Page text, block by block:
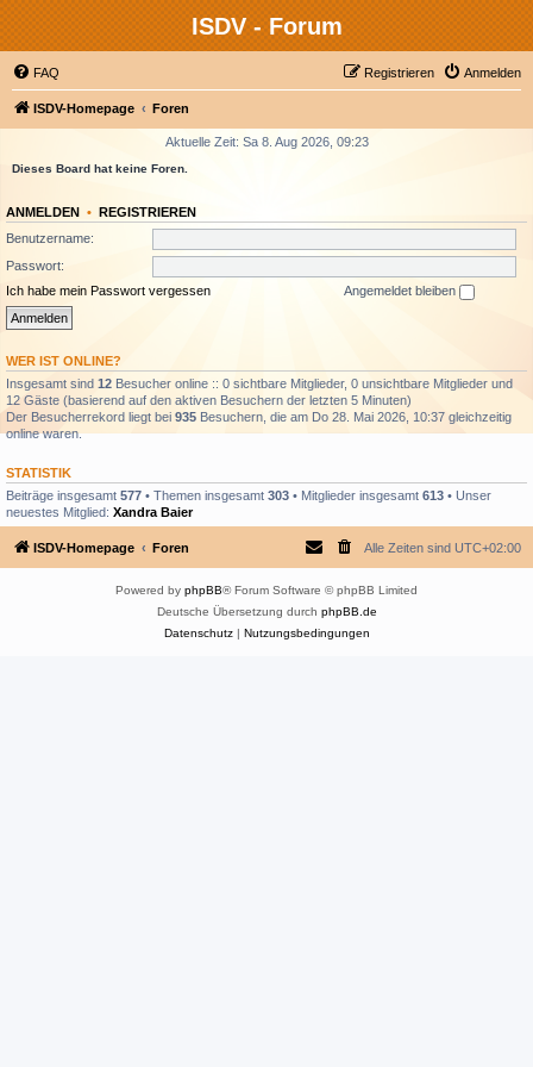
ISDV - Forum
FAQ Anmelden
Registrieren
ISDV-Homepage Foren
Aktuelle Zeit: Sa 8. Aug 2026, 09:23
Dieses Board hat keine Foren.
ANMELDEN • REGISTRIEREN
Benutzername:
Passwort:
Ich habe mein Passwort vergessen
Angemeldet bleiben
WER IST ONLINE?
Insgesamt sind 12 Besucher online :: 0 sichtbare Mitglieder, 0 unsichtbare Mitglieder und
12 Gäste (basierend auf den aktiven Besuchern der letzten 5 Minuten)
Der Besucherrekord liegt bei 935 Besuchern, die am Do 28. Mai 2026, 10:37 gleichzeitig
online waren.
STATISTIK
Beiträge insgesamt 577 • Themen insgesamt 303 • Mitglieder insgesamt 613 • Unser
neuestes Mitglied: Xandra Baier
ISDV-Homepage Foren Alle Zeiten sind UTC+02:00
Powered by phpBB® Forum Software © phpBB Limited
Deutsche Übersetzung durch phpBB.de
Datenschutz| Nutzungsbedingungen